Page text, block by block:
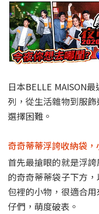
日本BELLE MAISON最
列，從生活雜物到服
選擇困難。
奇奇蒂蒂浮誇收納袋
首先最搶眼的就是浮
的奇奇蒂蒂袋子下方
包裡的小物，很適合
仔們，萌度破表。